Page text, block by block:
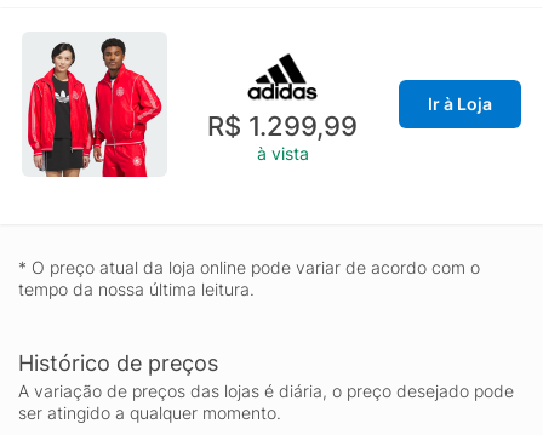
R$ 1.299,99
à vista
Ir à Loja
* O preço atual da loja online pode variar de acordo com o
tempo da nossa última leitura.
Histórico de preços
A variação de preços das lojas é diária, o preço desejado pode
ser atingido a qualquer momento.